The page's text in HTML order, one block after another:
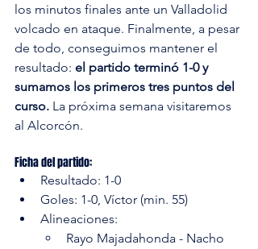
los minutos finales ante un Valladolid
volcado en ataque. Finalmente, a pesar
de todo, conseguimos mantener el
resultado: el partido terminó 1-0 y
sumamos los primeros tres puntos del
curso. La próxima semana visitaremos
al Alcorcón.
Ficha del partido:
Resultado: 1-0
Goles: 1-0, Víctor (min. 55)
Alineaciones:
Rayo Majadahonda - Nacho